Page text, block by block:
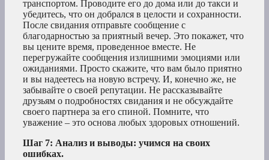
транспортом. Проводите его до дома или до такси и
убедитесь, что он добрался в целости и сохранности.
После свидания отправьте сообщение с
благодарностью за приятный вечер. Это покажет, что
вы цените время, проведенное вместе. Не
перегружайте сообщения излишними эмоциями или
ожиданиями. Просто скажите, что вам было приятно
и вы надеетесь на новую встречу. И, конечно же, не
забывайте о своей репутации. Не рассказывайте
друзьям о подробностях свидания и не обсуждайте
своего партнера за его спиной. Помните, что
уважение – это основа любых здоровых отношений.
Шаг 7: Анализ и выводы: учимся на своих
ошибках.